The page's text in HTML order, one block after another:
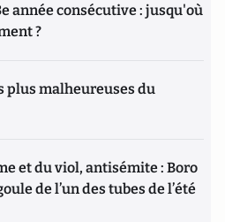
année consécutive : jusqu'où
?
plus malheureuses du
et du viol, antisémite : Boro
de l’un des tubes de l’été